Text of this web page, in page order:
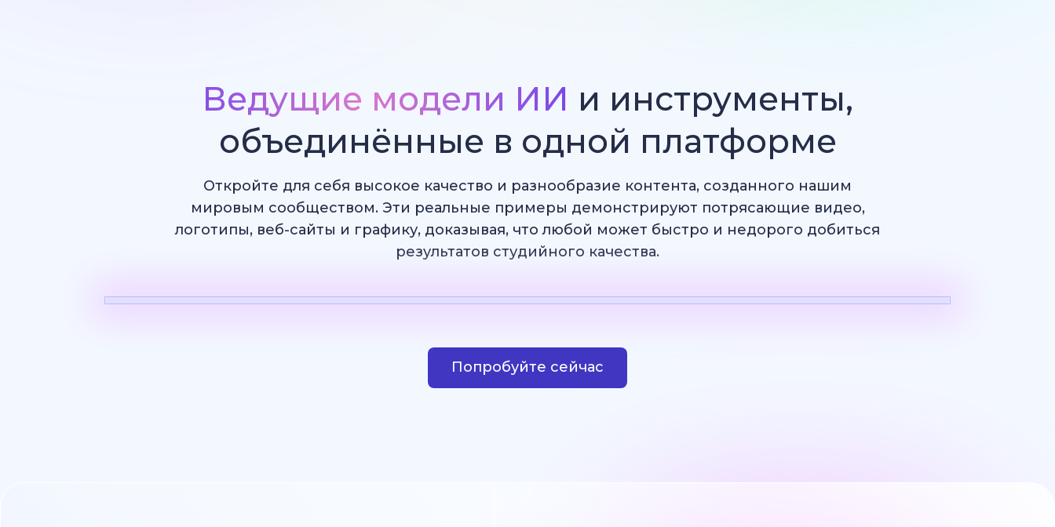
Ведущие модели ИИ и инструменты,
объединённые в одной платформе
Откройте для себя высокое качество и разнообразие контента, созданного нашим
мировым сообществом. Эти реальные примеры демонстрируют потрясающие видео,
логотипы, веб-сайты и графику, доказывая, что любой может быстро и недорого добиться
результатов студийного качества.
Попробуйте сейчас